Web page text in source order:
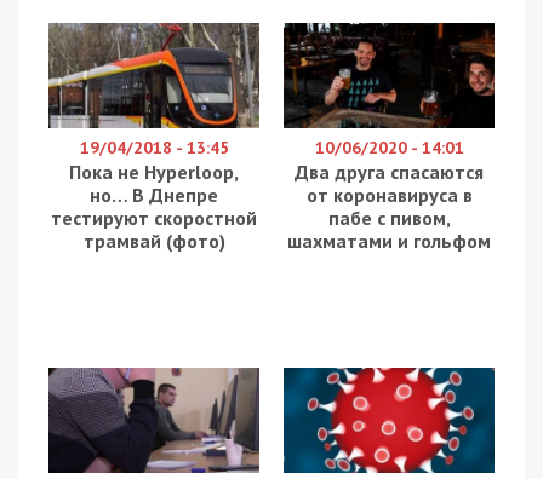
19/04/2018 - 13:45
Пока не Hyperloop,
но… В Днепре
тестируют скоростной
трамвай (фото)
10/06/2020 - 14:01
Два друга спасаются
от коронавируса в
пабе с пивом,
шахматами и гольфом